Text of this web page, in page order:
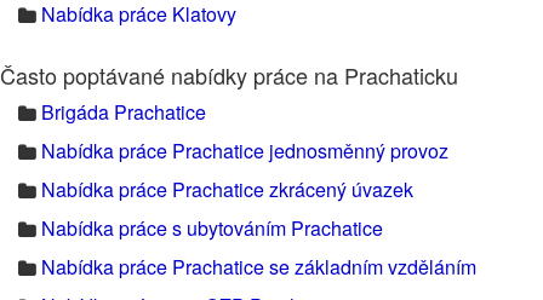
Nabídka práce Klatovy
Často poptávané nabídky práce na Prachaticku
Brigáda Prachatice
Nabídka práce Prachatice jednosměnný provoz
Nabídka práce Prachatice zkrácený úvazek
Nabídka práce s ubytováním Prachatice
Nabídka práce Prachatice se základním vzděláním